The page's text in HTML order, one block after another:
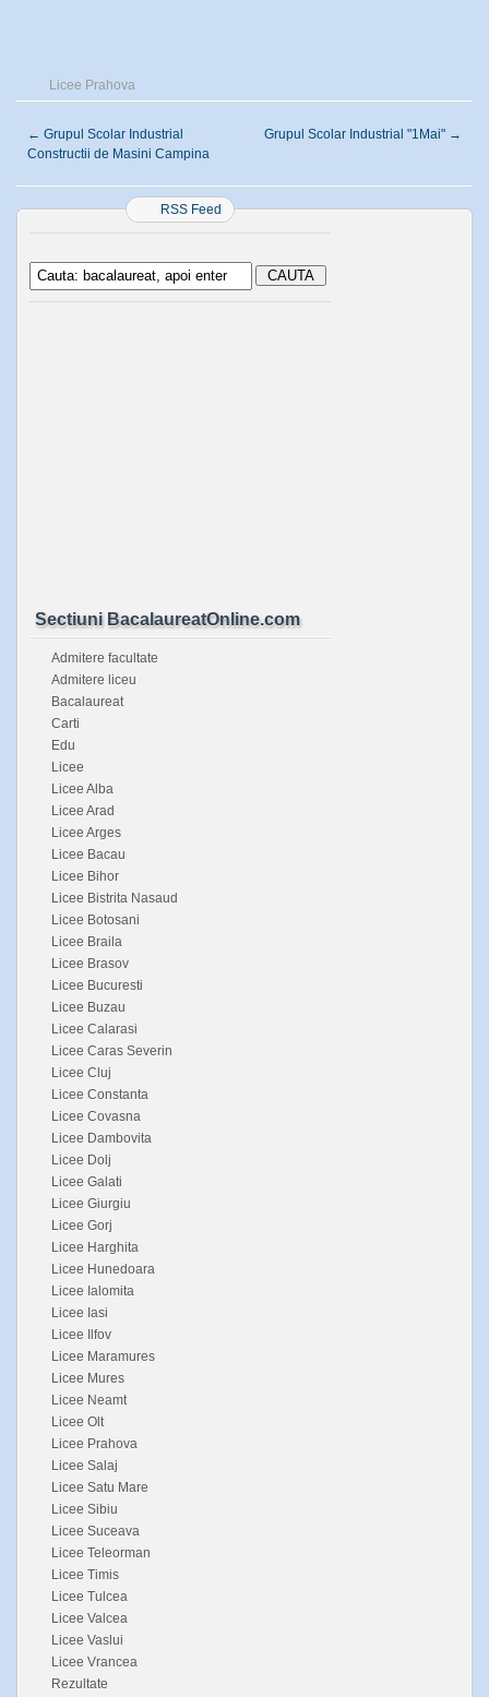
Licee Prahova
← Grupul Scolar Industrial
Constructii de Masini Campina
Grupul Scolar Industrial "1Mai" →
RSS Feed
Sectiuni BacalaureatOnline.com
Admitere facultate
Admitere liceu
Bacalaureat
Carti
Edu
Licee
Licee Alba
Licee Arad
Licee Arges
Licee Bacau
Licee Bihor
Licee Bistrita Nasaud
Licee Botosani
Licee Braila
Licee Brasov
Licee Bucuresti
Licee Buzau
Licee Calarasi
Licee Caras Severin
Licee Cluj
Licee Constanta
Licee Covasna
Licee Dambovita
Licee Dolj
Licee Galati
Licee Giurgiu
Licee Gorj
Licee Harghita
Licee Hunedoara
Licee Ialomita
Licee Iasi
Licee Ilfov
Licee Maramures
Licee Mures
Licee Neamt
Licee Olt
Licee Prahova
Licee Salaj
Licee Satu Mare
Licee Sibiu
Licee Suceava
Licee Teleorman
Licee Timis
Licee Tulcea
Licee Valcea
Licee Vaslui
Licee Vrancea
Rezultate